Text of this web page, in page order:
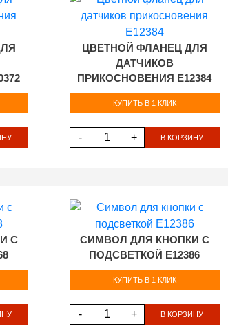
ЦВЕТНОЙ ФЛАНЕЦ ДЛЯ
ДАТЧИКОВ
ПРИКОСНОВЕНИЯ E12384
КУПИТЬ В 1 КЛИК
- + В КОРЗИНУ
С
СИМВОЛ ДЛЯ КНОПКИ С
ПОДСВЕТКОЙ E12386
КУПИТЬ В 1 КЛИК
- + В КОРЗИНУ